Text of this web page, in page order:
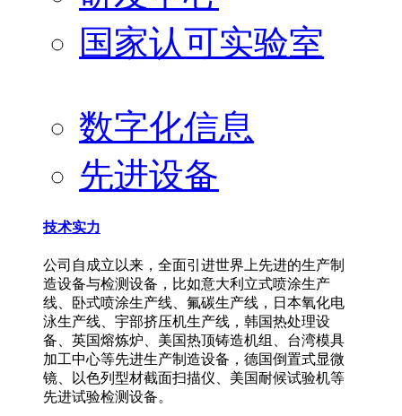
国家认可实验室
数字化信息
先进设备
技术实力
公司自成立以来，全面引进世界上先进的生产制
造设备与检测设备，比如意大利立式喷涂生产
线、卧式喷涂生产线、氟碳生产线，日本氧化电
泳生产线、宇部挤压机生产线，韩国热处理设
备、英国熔炼炉、美国热顶铸造机组、台湾模具
加工中心等先进生产制造设备，德国倒置式显微
镜、以色列型材截面扫描仪、美国耐候试验机等
先进试验检测设备。